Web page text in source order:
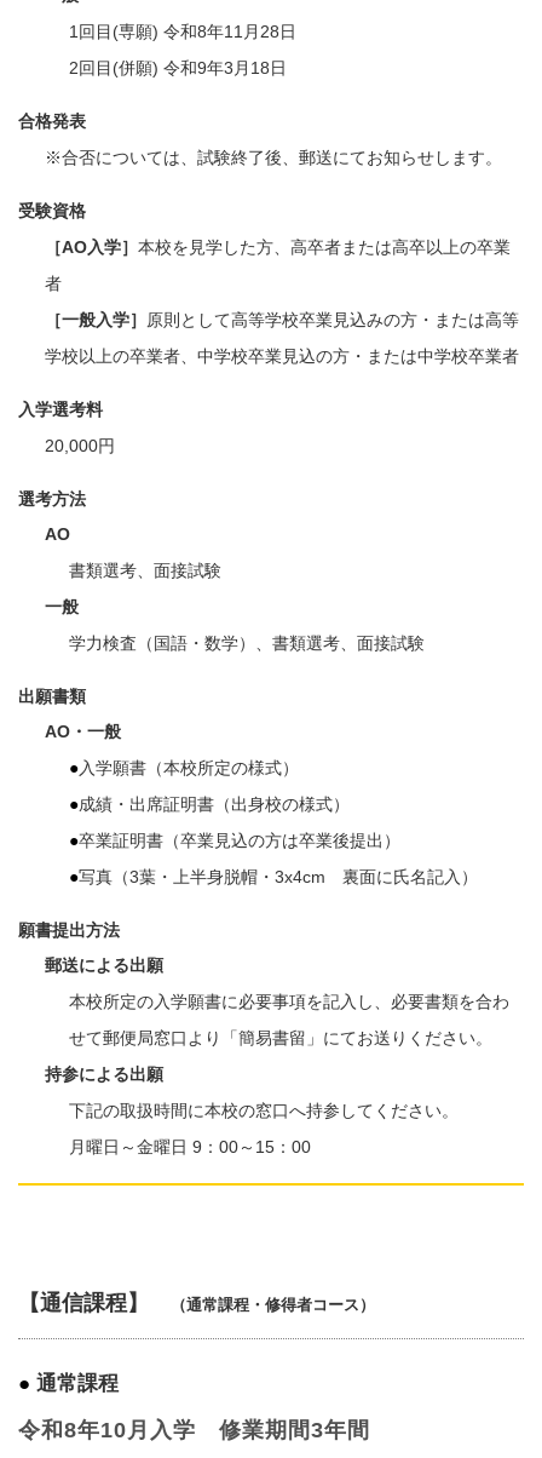
1回目(専願) 令和8年11月28日
2回目(併願) 令和9年3月18日
合格発表
※合否については、試験終了後、郵送にてお知らせします。
受験資格
［AO入学］ 本校を見学した方、高卒者または高卒以上の卒業
者
［一般入学］
原則として高等学校卒業見込みの方・または高等
学校以上の卒業者、中学校卒業見込の方・または中学校卒業者
入学選考料
20,000円
選考方法
AO
書類選考、面接試験
一般
学力検査（国語・数学）、書類選考、面接試験
出願書類
AO・一般
入学願書（本校所定の様式）
成績・出席証明書（出身校の様式）
卒業証明書（卒業見込の方は卒業後提出）
写真（3葉・上半身脱帽・3x4cm 裏面に氏名記入）
願書提出方法
郵送による出願
本校所定の入学願書に必要事項を記入し、必要書類を合わ
せて郵便局窓口より「簡易書留」にてお送りください。
持参による出願
下記の取扱時間に本校の窓口へ持参してください。
月曜日～金曜日 9：00～15：00
【通信課程】 （通常課程・修得者コース）
通常課程
令和8年10月入学 修業期間3年間